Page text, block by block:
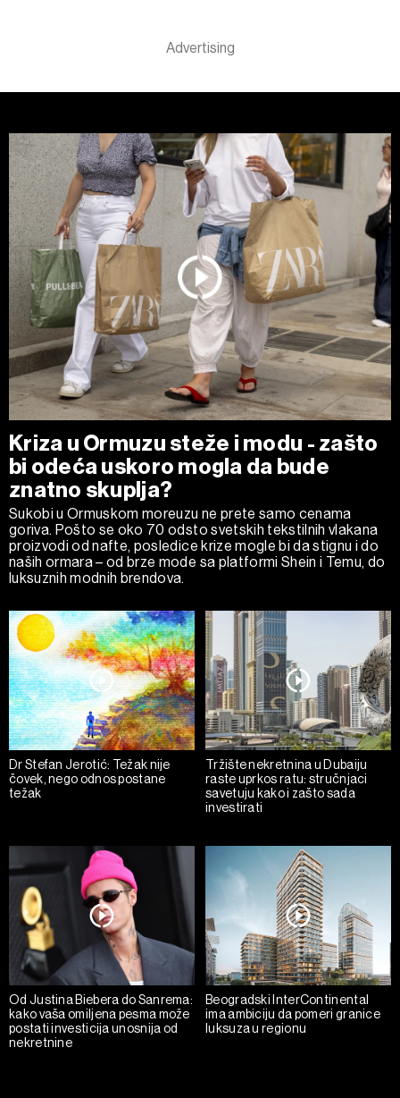
Kriza u Ormuzu steže i modu - zašto
bi odeća uskoro mogla da bude
znatno skuplja?
Sukobi u Ormuskom moreuzu ne prete samo cenama
goriva. Pošto se oko 70 odsto svetskih tekstilnih vlakana
proizvodi od nafte, posledice krize mogle bi da stignu i do
naših ormara – od brze mode sa platformi Shein i Temu, do
luksuznih modnih brendova.
Dr Stefan Jerotić: Težak nije
čovek, nego odnos postane
težak
Tržište nekretnina u Dubaiju
raste uprkos ratu: stručnjaci
savetuju kako i zašto sada
investirati
Od Justina Biebera do Sanrema:
kako vaša omiljena pesma može
postati investicija unosnija od
nekretnine
Beogradski InterContinental
ima ambiciju da pomeri granice
luksuza u regionu